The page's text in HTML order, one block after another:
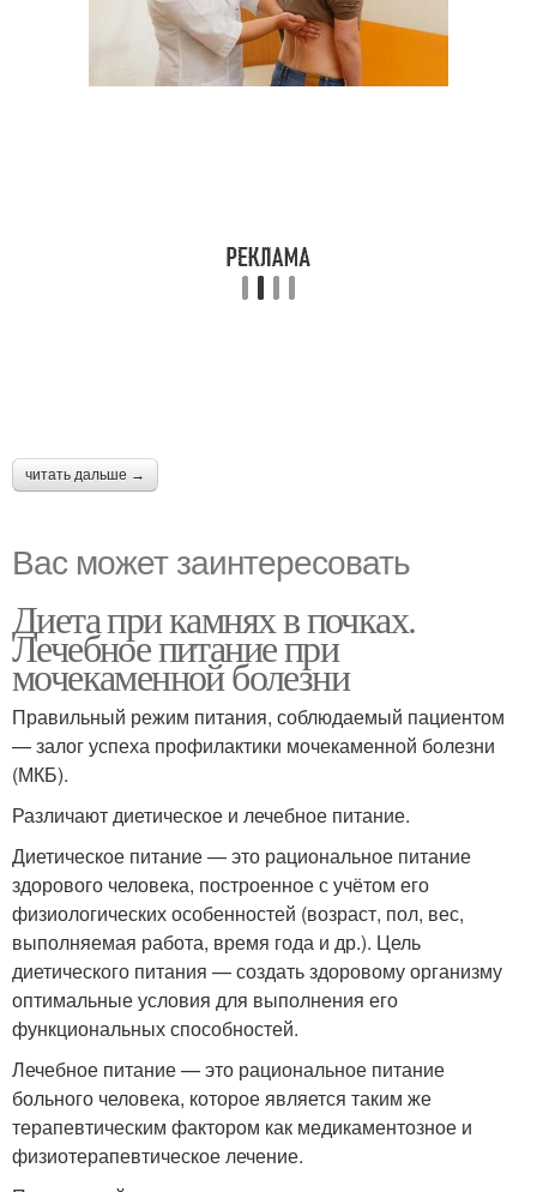
читать дальше →
Вас может заинтересовать
Диета при камнях в почках.
Лечебное питание при
мочекаменной болезни
Правильный режим питания, соблюдаемый пациентом
— залог успеха профилактики мочекаменной болезни
(МКБ).
Различают диетическое и лечебное питание.
Диетическое питание — это рациональное питание
здорового человека, построенное с учётом его
физиологических особенностей (возраст, пол, вес,
выполняемая работа, время года и др.). Цель
диетического питания — создать здоровому организму
оптимальные условия для выполнения его
функциональных способностей.
Лечебное питание — это рациональное питание
больного человека, которое является таким же
терапевтическим фактором как медикаментозное и
физиотерапевтическое лечение.